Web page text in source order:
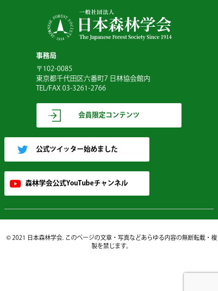
事務局
〒102-0085
東京都千代田区六番町7 日林協会館内
TEL/FAX 03-3261-2766
会員限定コンテンツ
公式ツイッター始めました
森林学会公式YouTubeチャンネル
© 2021 日本森林学会. このページの文章・写真などあらゆる内容の無断転載・複
製を禁じます。